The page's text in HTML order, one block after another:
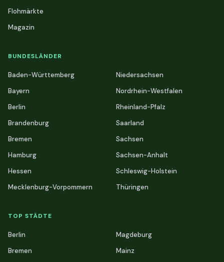
Flohmärkte
Magazin
BUNDESLÄNDER
Baden-Württemberg
Bayern
Berlin
Brandenburg
Bremen
Hamburg
Hessen
Mecklenburg-Vorpommern
Niedersachsen
Nordrhein-Westfalen
Rheinland-Pfalz
Saarland
Sachsen
Sachsen-Anhalt
Schleswig-Holstein
Thüringen
TOP STÄDTE
Berlin
Bremen
Magdeburg
Mainz